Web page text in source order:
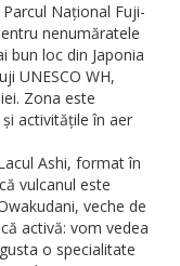
Național Fuji-
nenumăratele
bun loc din Japonia
UNESCO WH,
Zona este
activitățile în aer
Ashi, format în
vulcanul este
veche de
activă: vom vedea
o specialitate